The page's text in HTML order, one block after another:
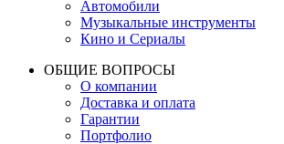
Автомобили
Музыкальные инструменты
Кино и Сериалы
ОБЩИЕ ВОПРОСЫ
О компании
Доставка и оплата
Гарантии
Портфолио